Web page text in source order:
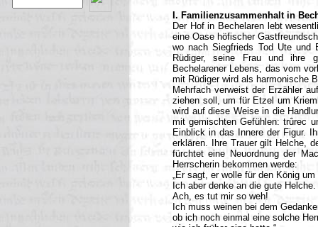
I. Familienzusammenhalt in
Der Hof in Bechelaren lebt
eine Oase höfischer
wo nach Siegfrieds Tod Ute und
Rüdiger, seine Frau und ihre
Bechelarener Lebens, das vom
mit Rüdiger wird als harmonische
Mehrfach verweist der Erzähler
ziehen soll, um für Etzel um
wird auf diese Weise in die
mit gemischten Gefühlen: trûrec
Einblick in das Innere der Figur.
erklären. Ihre Trauer gilt Helche,
fürchtet eine Neuordnung der
Herrscherin bekommen werde:
„Er sagt, er wolle für den König
Ich aber denke an die gute Helche.
Ach, es tut mir so weh!
Ich muss weinen bei dem
ob ich noch einmal eine solche